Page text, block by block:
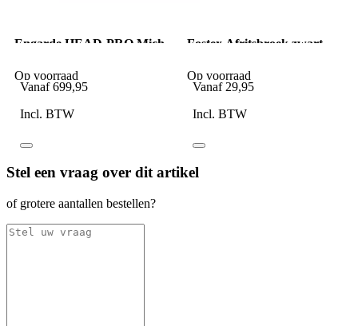
Engarde HEAD-PRO Mich
Op voorraad
Vanaf 699,95
Incl. BTW
Fostex Afritsbroek zwart
Op voorraad
Vanaf 29,95
Incl. BTW
Stel een vraag over dit artikel
of grotere aantallen bestellen?